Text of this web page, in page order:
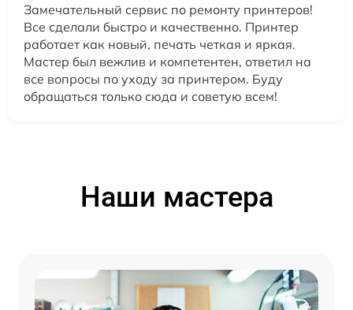
Замечательный сервис по ремонту принтеров!
Все сделали быстро и качественно. Принтер
работает как новый, печать четкая и яркая.
Мастер был вежлив и компетентен, ответил на
все вопросы по уходу за принтером. Буду
обращаться только сюда и советую всем!
Наши мастера